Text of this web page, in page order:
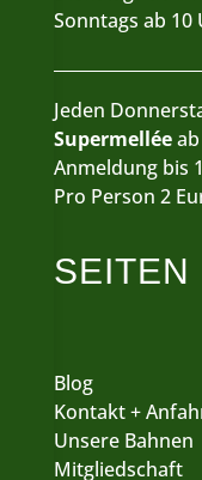
Sonntags ab 10
Jeden
Supermelléeab
Anmeldung bis
Pro Person 2
SEITEN
Blog
Kontakt +
Unsere Bahnen
Mitgliedschaft